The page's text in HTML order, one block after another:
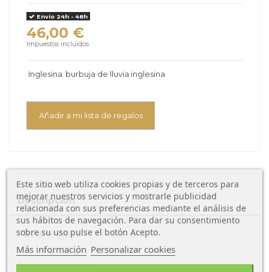
Envío 24h - 48h
46,00 €
Impuestos incluidos
Inglesina burbuja de lluvia inglesina
Añadir a mi lista de regalos
Descripción
Ficha técnica
Sobre Inglesina
Este sitio web utiliza cookies propias y de terceros para
mejorar nuestros servicios y mostrarle publicidad
relacionada con sus preferencias mediante el análisis de
sus hábitos de navegación. Para dar su consentimiento
sobre su uso pulse el botón Acepto.
Más información Personalizar cookies